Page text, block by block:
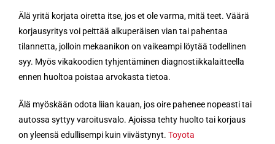
Älä yritä korjata oiretta itse, jos et ole varma, mitä teet. Väärä
korjausyritys voi peittää alkuperäisen vian tai pahentaa
tilannetta, jolloin mekaanikon on vaikeampi löytää todellinen
syy. Myös vikakoodien tyhjentäminen diagnostiikkalaitteella
ennen huoltoa poistaa arvokasta tietoa.
Älä myöskään odota liian kauan, jos oire pahenee nopeasti tai
autossa syttyy varoitusvalo. Ajoissa tehty huolto tai korjaus
on yleensä edullisempi kuin viivästynyt. Toyota